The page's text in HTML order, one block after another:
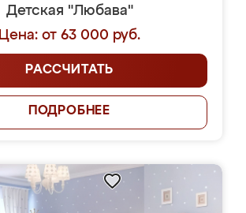
Детская "Любава"
Цена: от 63 000 руб.
РАССЧИТАТЬ
ПОДРОБНЕЕ